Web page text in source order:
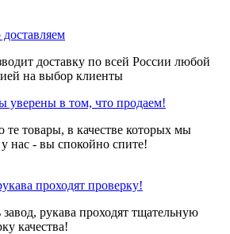
доставку по всей России любой
на выбор клиенты
уверены в том, что продаем!
те товары, в качестве которых мы
нас - вы спокойно спите!
проходят проверку!
рукава проходят тщательную
качества!